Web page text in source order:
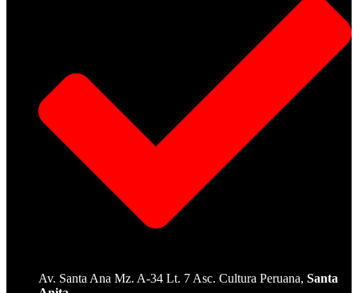
Av. Santa Ana Mz. A-34 Lt. 7 Asc. Cultura Peruana, Santa